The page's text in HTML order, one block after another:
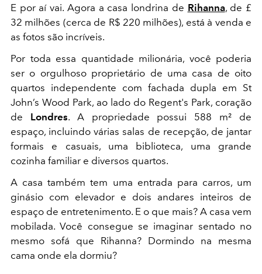
E por aí vai. Agora a casa londrina de Rihanna, de £
32 milhões (cerca de R$ 220 milhões), está à venda e
as fotos são incríveis.
Por toda essa quantidade milionária, você poderia
ser o orgulhoso proprietário de uma casa de oito
quartos independente com fachada dupla em St
John’s Wood Park, ao lado do Regent's Park, coração
de Londres. A propriedade possui 588 m² de
espaço, incluindo várias salas de recepção, de jantar
formais e casuais, uma biblioteca, uma grande
cozinha familiar e diversos quartos.
A casa também tem uma entrada para carros, um
ginásio com elevador e dois andares inteiros de
espaço de entretenimento. E o que mais? A casa vem
mobilada. Você consegue se imaginar sentado no
mesmo sofá que Rihanna? Dormindo na mesma
cama onde ela dormiu?